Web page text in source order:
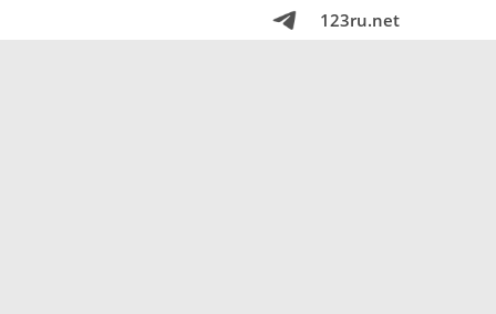
123ru.net